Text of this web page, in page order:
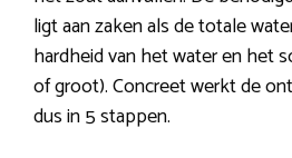
ligt aan zaken als de totale
hardheid van het water en het
of groot). Concreet werkt de
dus in 5 stappen.